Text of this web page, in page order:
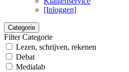
[Inloggen]
Categorie
Filter Categorie
Lezen, schrijven, rekenen
Debat
Medialab